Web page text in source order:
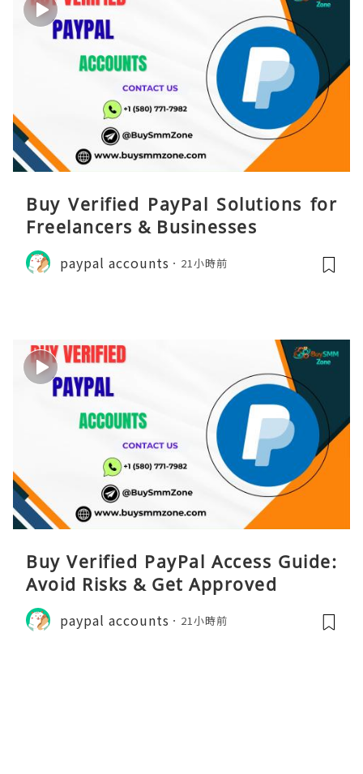
Buy Verified PayPal Solutions for
Freelancers & Businesses
paypal accounts 21小時前
Buy Verified PayPal Access Guide:
Avoid Risks & Get Approved
paypal accounts 21小時前